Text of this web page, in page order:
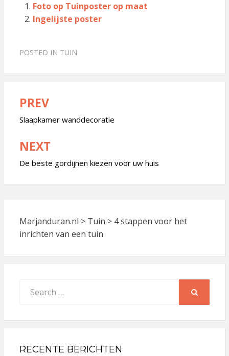
Foto op Tuinposter op maat
Ingelijste poster
POSTED IN TUIN
Bericht
navigatie
PREV
Slaapkamer wanddecoratie
NEXT
De beste gordijnen kiezen voor uw huis
Marjanduran.nl > Tuin > 4 stappen voor het
inrichten van een tuin
for:
RECENTE BERICHTEN